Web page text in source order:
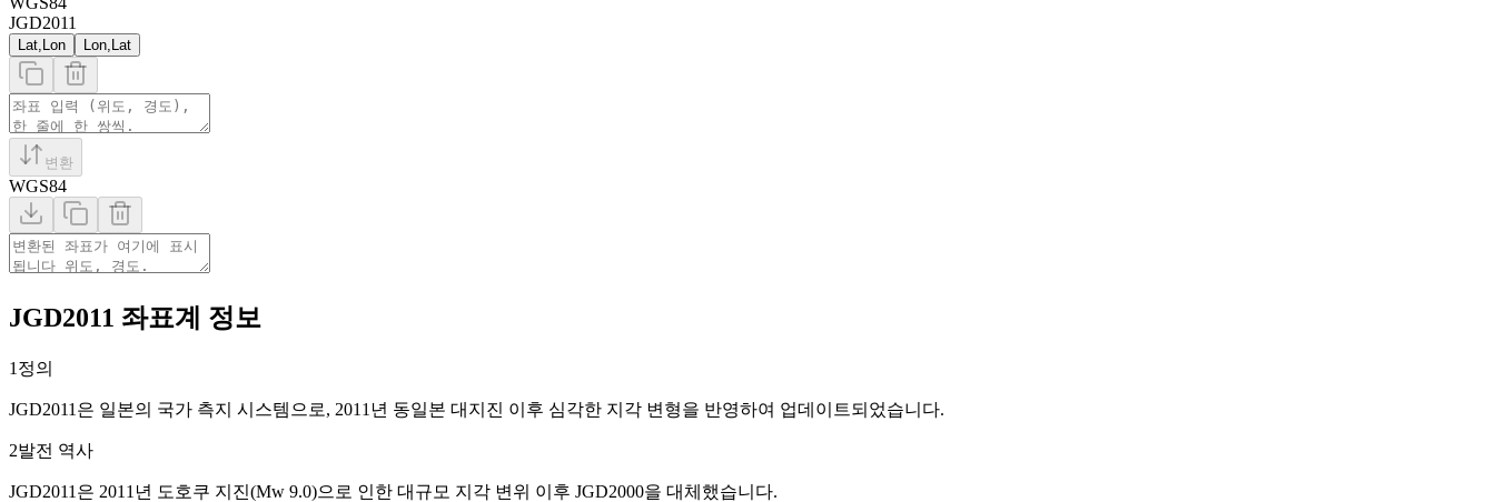
JGD2011
Lat,Lon Lon,Lat
변환
WGS84
JGD2011 좌표계 정보
1 정의
JGD2011은 일본의 국가 측지 시스템으로, 2011년 동일본 대지진 이후 심각한 지각 변형을 반영하여 업데이트되었습니다.
2발전 역사
JGD2011은 2011년 도호쿠 지진(Mw 9.0)으로 인한 대규모 지각 변위 이후 JGD2000을 대체했습니다.